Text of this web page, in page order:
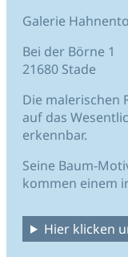
Galerie
Bei der Börne 1
21680 Stade
Die malerischen
auf das
erkennbar.
Seine Baum-
kommen einem
Hier klicken